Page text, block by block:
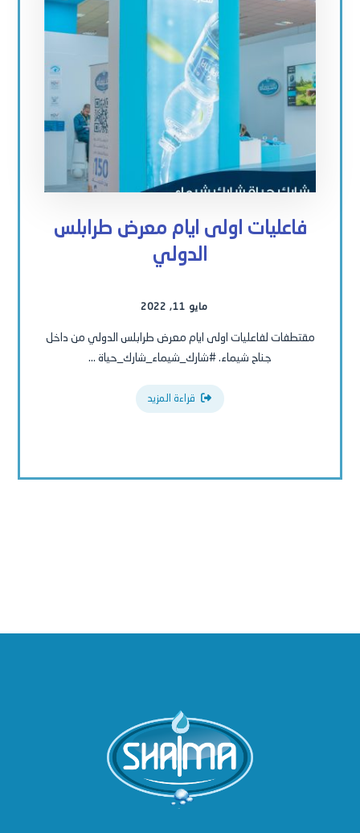
فاعليات اولى ايام معرض طرابلس
الدولي
مايو 11, 2022
مقتطفات لفاعليات اولى ايام معرض طرابلس الدولي من داخل
جناح شيماء. #شارك_شيماء_شارك_حياة ...
قراءة المزيد